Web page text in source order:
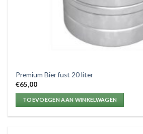
Premium Bier fust 20 liter
€65,00
TOEVOEGEN AAN WINKELWAGEN